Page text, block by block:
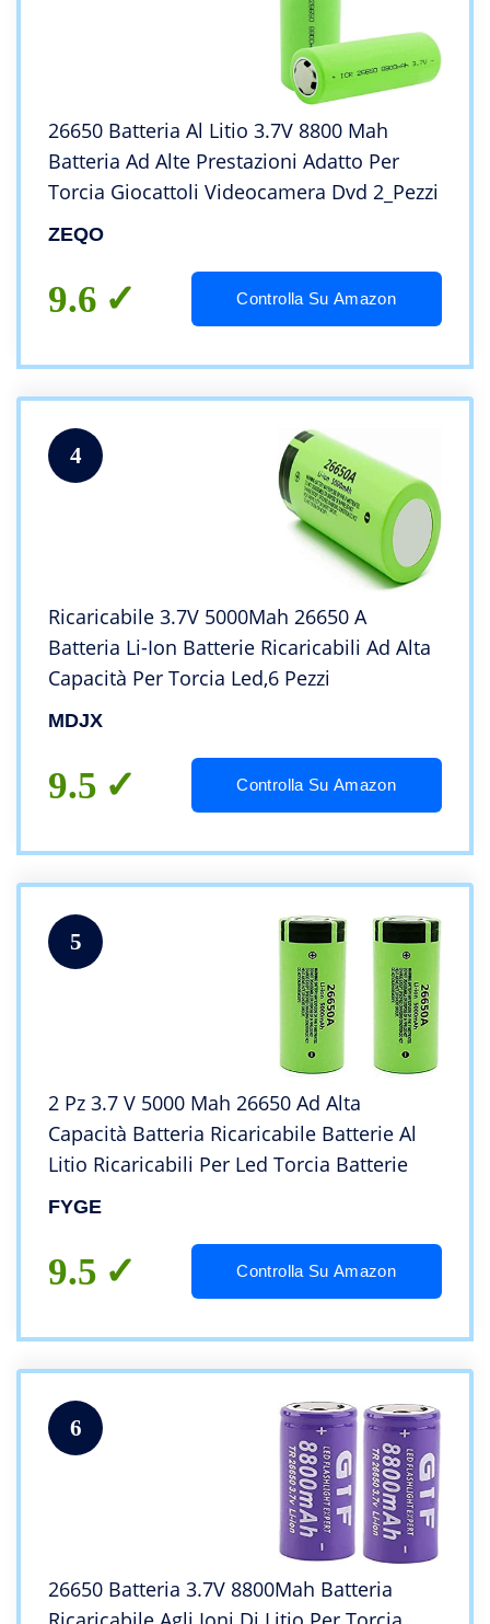
26650 Batteria Al Litio 3.7V 8800 Mah
Batteria Ad Alte Prestazioni Adatto Per
Torcia Giocattoli Videocamera Dvd 2_Pezzi
ZEQO
9.6 Controlla Su Amazon
4
Ricaricabile 3.7V 5000Mah 26650 A
Batteria Li-Ion Batterie Ricaricabili Ad Alta
Capacità Per Torcia Led,6 Pezzi
MDJX
9.5 Controlla Su Amazon
5
2 Pz 3.7 V 5000 Mah 26650 Ad Alta
Capacità Batteria Ricaricabile Batterie Al
Litio Ricaricabili Per Led Torcia Batterie
FYGE
9.5 Controlla Su Amazon
6
26650 Batteria 3.7V 8800Mah Batteria